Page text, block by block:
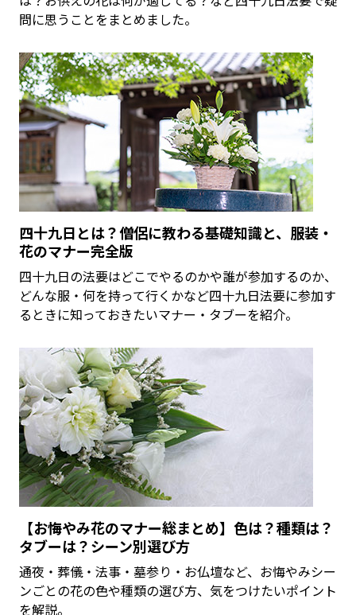
問に思うことをまとめました。
四十九日とは？僧侶に教わる基礎知識と、服装・
花のマナー完全版
四十九日の法要はどこでやるのかや誰が参加するのか、
どんな服・何を持って行くかなど四十九日法要に参加す
るときに知っておきたいマナー・タブーを紹介。
【お悔やみ花のマナー総まとめ】色は？種類は？
タブーは？シーン別選び方
通夜・葬儀・法事・墓参り・お仏壇など、お悔やみシー
ンごとの花の色や種類の選び方、気をつけたいポイント
を解説。